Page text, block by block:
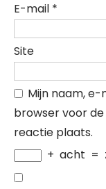
E-mail *
Site
Mijn naam,
browser voor
reactie plaats.
+ acht =